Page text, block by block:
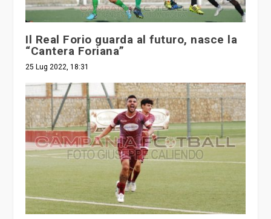
Il Real Forio guarda al futuro, nasce la
“Cantera Foriana”
25 Lug 2022, 18:31